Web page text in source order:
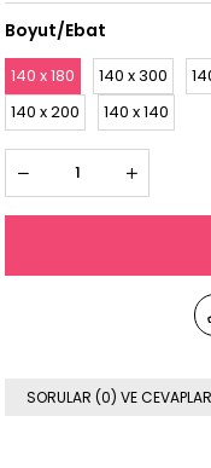
Boyut/Ebat
140 x 180 140 x 300
140 x 200
140 x 140
SORULAR (0) VE